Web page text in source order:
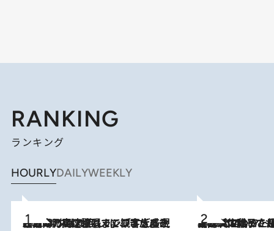
RANKING
ランキング
HOURLYDAILYWEEKLY
2026.8.7
「湘南乃風に憧れて」観客大盛上がりの“タオル回し”に、ラッパー顔負けの高速歌唱まで…さだまさし（74）のアグレッシブすぎる現在地 2026.8.5
【阿川佐和子さんの年とる力】なぜ70代で始めた趣味は“こんなに楽しい”のか？ ピアノ、俳句…スランプに陥っても続けられる“ある秘訣”とは